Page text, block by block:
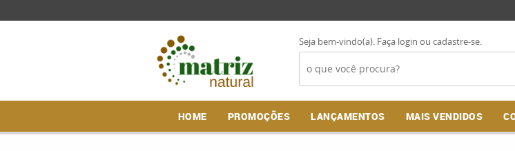
Seja bem-vindo(a). Faça login ou cadastre-se.
HOME PROMOÇÕES LANÇAMENTOS MAIS VENDIDOS